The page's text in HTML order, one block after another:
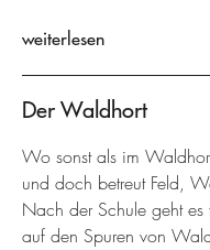
weiterlesen
Der Waldhort
Wo sonst als im
und doch betreut Feld,
Nach der Schule geht
auf den Spuren von